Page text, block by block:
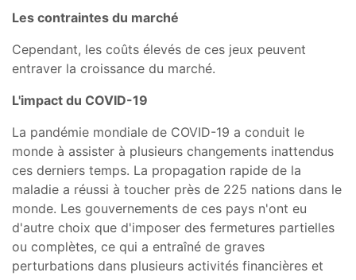
Les contraintes du marché
Cependant, les coûts élevés de ces jeux peuvent
entraver la croissance du marché.
L'impact du COVID-19
La pandémie mondiale de COVID-19 a conduit le
monde à assister à plusieurs changements inattendus
ces derniers temps. La propagation rapide de la
maladie a réussi à toucher près de 225 nations dans le
monde. Les gouvernements de ces pays n'ont eu
d'autre choix que d'imposer des fermetures partielles
ou complètes, ce qui a entraîné de graves
perturbations dans plusieurs activités financières et